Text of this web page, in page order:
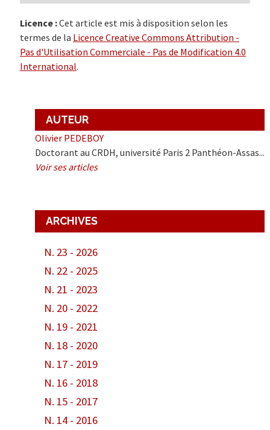
Licence :Cet article est mis à disposition selon les
termes de la Licence Creative Commons Attribution -
Pas d'Utilisation Commerciale - Pas de Modification 4.0
International.
AUTEUR
Olivier PEDEBOY
Doctorant au CRDH, université Paris 2 Panthéon-Assas...
Voir ses articles
ARCHIVES
N. 23 - 2026
N. 22 - 2025
N. 21 - 2023
N. 20 - 2022
N. 19 - 2021
N. 18 - 2020
N. 17 - 2019
N. 16 - 2018
N. 15 - 2017
N. 14 - 2016